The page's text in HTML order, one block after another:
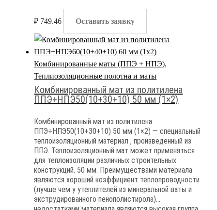
₽ 749.46 Оставить заявку
Комбинированные маты (ППЭ + НПЭ),
Теплиозоляционные полотна и маты
Комбинированный мат из политилена
ППЭ+НПЭ50(10+30+10) 50 мм (1×2)
Комбинированный мат из политилена
ППЭ+НПЭ50(10+30+10) 50 мм (1×2) — специальный
теплоизоляционный материал , произведенный из
ППЭ. Теплоизоляционный мат может применяться
для теплоизоляции различных строительных
конструкций. 50 мм. Преимуществами материала
являются хороший коэффициент теплопроводности
(лучше чем у утеплителей из минеральной ваты и
экструдированного пенополистирола)